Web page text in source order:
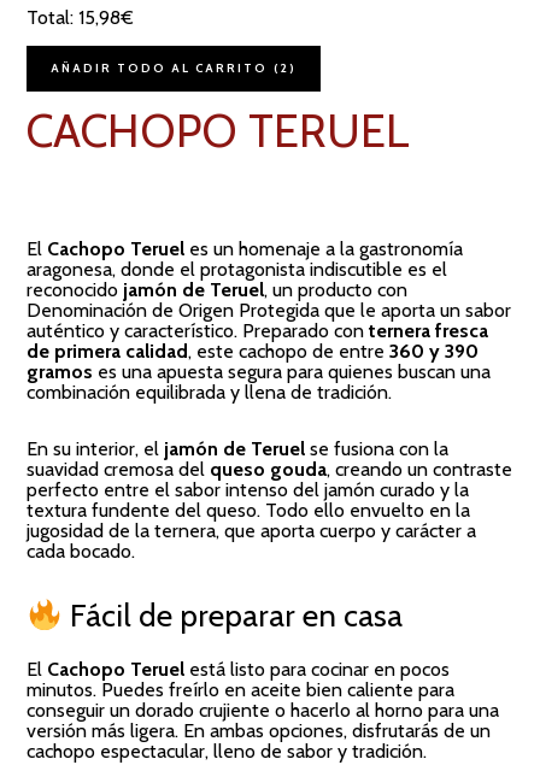
m
i
o
Total:15,98€
AÑADIR TODO AL CARRITO 2
CACHOPO TERUEL
El Cachopo Teruel es un homenaje a la gastronomía
aragonesa, donde el protagonista indiscutible es el
reconocido jamón de Teruel, un producto con
Denominación de Origen Protegida que le aporta un sabor
auténtico y característico. Preparado conternera fresca
de primera calidad, este cachopo de entre360 y 390
gramos es una apuesta segura para quienes buscan una
combinación equilibrada y llena de tradición.
En su interior, el jamón de Teruel se fusiona con la
suavidad cremosa del queso gouda, creando un contraste
perfecto entre el sabor intenso del jamón curado y la
textura fundente del queso. Todo ello envuelto en la
jugosidad de la ternera, que aporta cuerpo y carácter a
cada bocado.
Fácil de preparar en casa
El Cachopo Teruel está listo para cocinar en pocos
minutos. Puedes freírlo en aceite bien caliente para
conseguir un dorado crujiente o hacerlo al horno para una
versión más ligera. En ambas opciones, disfrutarás de un
cachopo espectacular, lleno de sabor y tradición.